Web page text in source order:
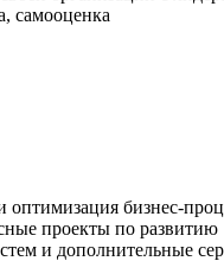
самооценка
оптимизация бизнес-
проекты по развитию
и дополнительные